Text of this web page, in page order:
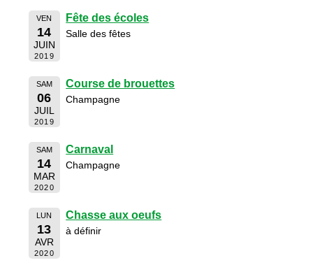
VEN
14
JUIN
2019
Fête des écoles
Salle des fêtes
SAM
06
JUIL
2019
Course de brouettes
Champagne
SAM
14
MAR
2020
Carnaval
Champagne
LUN
13
AVR
2020
Chasse aux oeufs
à définir